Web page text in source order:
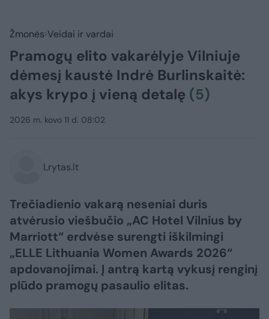
Žmonės Veidai ir vardai
Pramogų elito vakarėlyje Vilniuje
dėmesį kaustė Indrė Burlinskaitė:
akys krypo į vieną detalę (5)
2026 m. kovo 11 d. 08:02
Lrytas.lt
Trečiadienio vakarą neseniai duris
atvėrusio viešbučio „AC Hotel Vilnius by
Marriott“ erdvėse surengti iškilmingi
„ELLE Lithuania Women Awards 2026“
apdovanojimai. Į antrą kartą vykusį renginį
plūdo pramogų pasaulio elitas.